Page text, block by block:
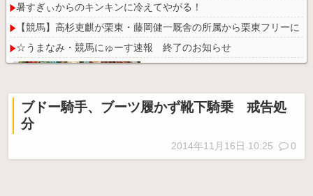
暑すぎぃからのキンキンに冷えてやがる！
【競馬】高杉吏麒が栗東・藤岡健一厩舎の所属から栗東フリーに
☆うまなみ・競馬にゅーす速報 終了のお知らせ
Powered by livedoor 相互RSS
ブドー騎手、ブーツ履かず靴下騎乗 戒告処
分
2014年11月16日 10:25 0